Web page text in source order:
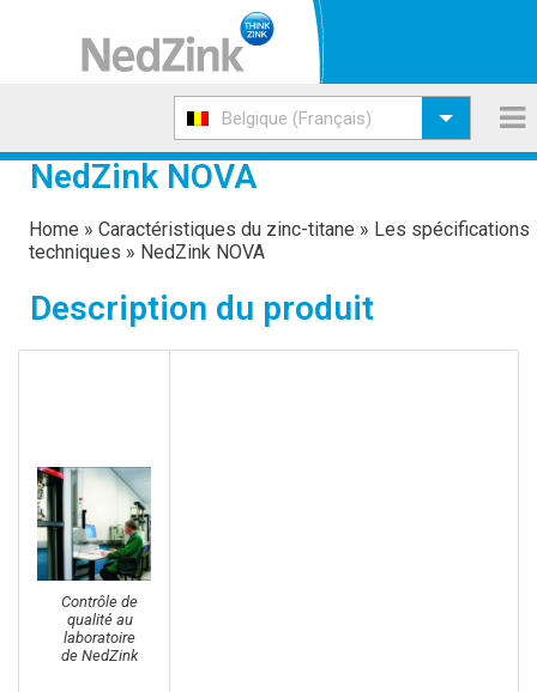
Belgique (Français)
NedZink NOVA
Home » Caractéristiques du zinc-titane » Les spécifications
techniques » NedZink NOVA
Description du produit
Contrôle de
qualité au
laboratoire
de NedZink